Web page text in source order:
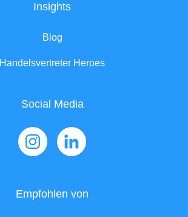
Insights
Blog
Handelsvertreter Heroes
Social Media
Empfohlen von